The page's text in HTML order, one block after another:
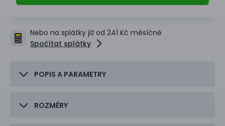
Nebo na splátky již od 241 Kč měsíčně
Spočítat splátky
POPIS A PARAMETRY
ROZMĚRY